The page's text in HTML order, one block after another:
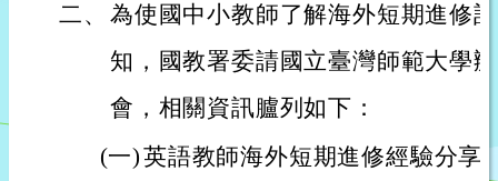
二、 為使國中小教師了解海外短期進修
知，國教署委請國立臺灣師範大學
會，相關資訊臚列如下：
(一)英語教師海外短期進修經驗分享